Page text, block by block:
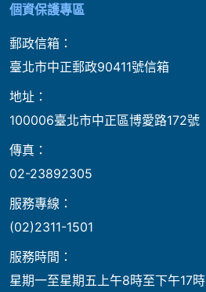
個資保護專區
郵政信箱：
臺北市中正郵政90411號信箱
地址：
100006臺北市中正區博愛路172號
傳真：
02-23892305
服務專線：
(02)2311-1501
服務時間：
星期一至星期五上午8時至下午17時